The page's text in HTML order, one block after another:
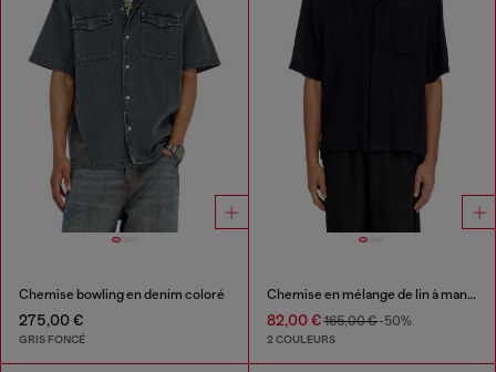
Chemise bowling en denim coloré
275,00 €
GRIS FONCÉ
Chemise en mélange de lin à manches courtes
82,00 €165,00 €-50%
2 COULEURS